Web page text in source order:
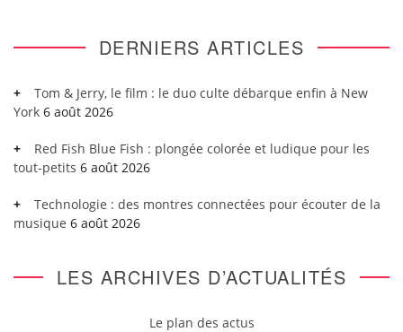
DERNIERS ARTICLES
Tom & Jerry, le film : le duo culte débarque enfin à New
York 6 août 2026
Red Fish Blue Fish : plongée colorée et ludique pour les
tout-petits 6 août 2026
Technologie : des montres connectées pour écouter de la
musique 6 août 2026
LES ARCHIVES D’ACTUALITÉS
Le plan des actus